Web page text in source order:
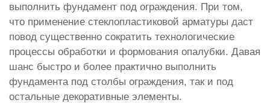
выполнить фундамент под ограждения. При том,
что применение стеклопластиковой арматуры даст
повод существенно сократить технологические
процессы обработки и формования опалубки. Давая
шанс быстро и более практично выполнить
фундамента под столбы ограждения, так и под
остальные декоративные элементы.